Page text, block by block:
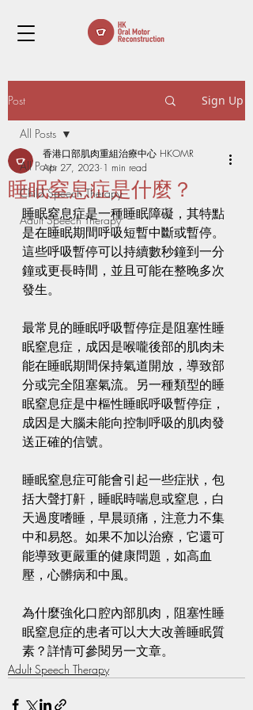
Post Sign Up
All Posts
Child Speech Therapy
Adult Speech Therapy
All Posts
睡眠窒息症是什麼？
香港口部肌肉重組治療中心 HKOMR
Apr 27, 2023 1 min read
睡眠窒息症是一種睡眠障礙，其特點
是在睡眠期間呼吸短暫中斷或暫停。
這些呼吸暫停可以持續數秒鐘到一分
鐘或更長時間，並且可能在整晚多次
發生。
最常見的睡眠呼吸暫停症是阻塞性睡
眠窒息症，成因是喉嚨後部的肌肉未
能在睡眠期間保持氣道開放，導致部
分或完全阻塞氣流。另一種類型的睡
眠窒息症是中樞性睡眠呼吸暫停症，
成因是大腦未能向控制呼吸的肌肉發
送正確的信號。
睡眠窒息症可能會引起一些症狀，包
括大聲打鼾，睡眠時喘息或窒息，白
天過度嗜睡，早晨頭痛，注意力不集
中和易怒。如果不加以治療，它還可
能導致更嚴重的健康問題，如高血
壓，心髒病和中風。
為什麼強化口腔內部肌肉，阻塞性睡
眠窒息症的患者可以大大改善睡眠質
素？詳情可參閱另一文章。
Adult Speech Therapy